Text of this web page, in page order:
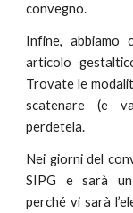
convegno.
Infine, abbiamo
articolo
Trovate le
scatenare (e
perdetela.
Nei giorni del
SIPG e sarà un
perché vi sarà